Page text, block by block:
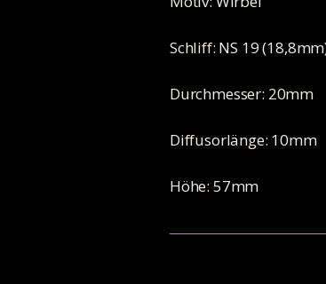
Schliff: NS 19
Durchmesser: 20mm
Diffusorlänge: 10mm
Höhe: 57mm